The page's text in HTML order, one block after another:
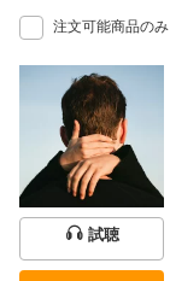
注文可能商品のみ
試聴